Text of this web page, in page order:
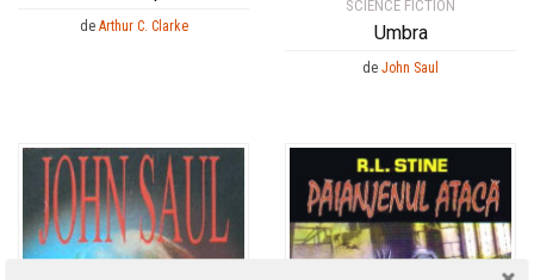
de Arthur C. Clarke
SCIENCE FICTION
Umbra
de John Saul